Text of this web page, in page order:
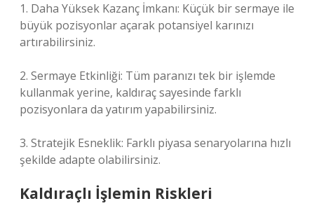
1. Daha Yüksek Kazanç İmkanı: Küçük bir sermaye ile
büyük pozisyonlar açarak potansiyel karınızı
artırabilirsiniz.
2. Sermaye Etkinliği: Tüm paranızı tek bir işlemde
kullanmak yerine, kaldıraç sayesinde farklı
pozisyonlara da yatırım yapabilirsiniz.
3. Stratejik Esneklik: Farklı piyasa senaryolarına hızlı
şekilde adapte olabilirsiniz.
Kaldıraçlı İşlemin Riskleri